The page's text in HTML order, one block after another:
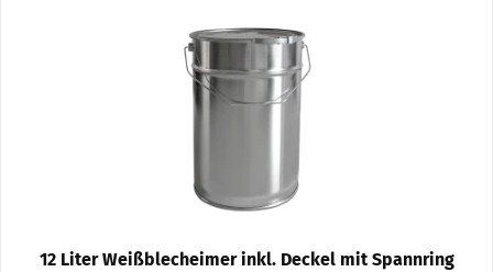
12 Liter Weißblecheimer inkl. Deckel mit Spannring